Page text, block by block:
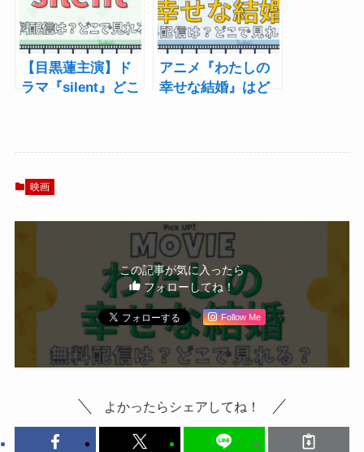
【目黒蓮主演】ド
ラマ『silent』どこ
アニメ『わたしの
幸せな結婚』はど
映画
この記事が気に入ったら
フォローしてね！
Follow Me
よかったらシェアしてね！